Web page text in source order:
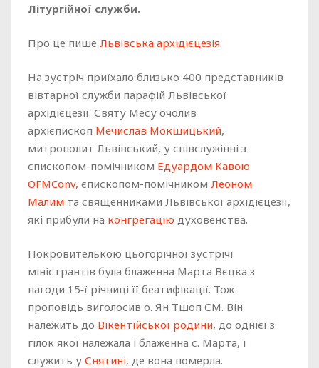
Літургійної служби.
Про це пише Львівська архідієцезія.
На зустріч приїхало близько 400 представників
вівтарної служби парафій Львівської
архідієцезії. Святу Месу очолив
архієпископ Мечислав Мокшицький,
митрополит Львівський, у співслужінні з
єпископом-помічником Едуардом Кавою
OFMConv, єпископом-помічником Леоном
Малим та священниками Львівської архідієцезії,
які прибули на конгрегацію духовенства.
Покровителькою цьогорічної зустрічі
міністрантів була блаженна Марта Вєцка з
нагоди 15‑ї річниці її беатифікації. Тож
проповідь виголосив о. Ян Тшоп СМ. Він
належить до Вікентійської родини, до однієї з
гілок якої належала і блаженна с. Марта, і
служить у Снятині, де вона померла.